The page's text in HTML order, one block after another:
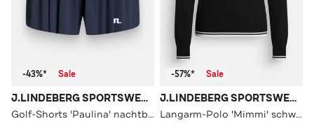
-43%* Sale
J.LINDEBERG SPORTSWEAR
Golf-Shorts 'Paulina' nachtblau
-57%* Sale
J.LINDEBERG SPORTSWEAR
Langarm-Polo 'Mimmi' schwarz